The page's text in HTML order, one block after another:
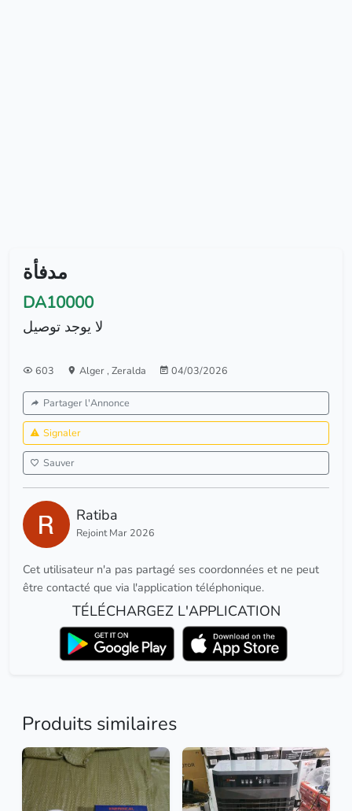
مدفأة
DA10000
لا يوجد توصيل
603 Alger, Zeralda 04/03/2026
Partager l'Annonce
Signaler
Sauver
Ratiba
Rejoint Mar 2026
Cet utilisateur n'a pas partagé ses coordonnées et ne peut
être contacté que via l'application téléphonique.
TÉLÉCHARGEZ L'APPLICATION
Produits similaires